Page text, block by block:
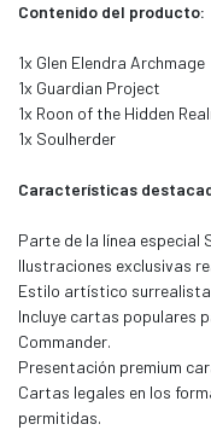
Contenido del producto:
1x Glen Elendra Archmage
1x Guardian Project
1x Roon of the Hidden
1x Soulherder
Características
Parte de la línea especial
Ilustraciones exclusivas
Estilo artístico
Incluye cartas populares
Commander.
Presentación premium
Cartas legales en los
permitidas.